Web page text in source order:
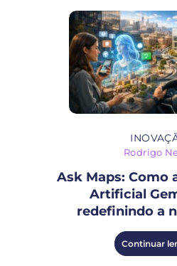
Rodrigo
Ask Maps: Como
Artificial
redefinindo a
Continuar